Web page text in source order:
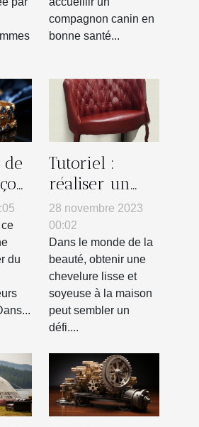
compagnon canin en
bonne santé...
de
du
Tutoriel :
réaliser un
lissage parfait
à domicile
28 novembre 2023
00:02
Dans le monde de la
beauté, obtenir une
chevelure lisse et
soyeuse à la maison
peut sembler un
défi....